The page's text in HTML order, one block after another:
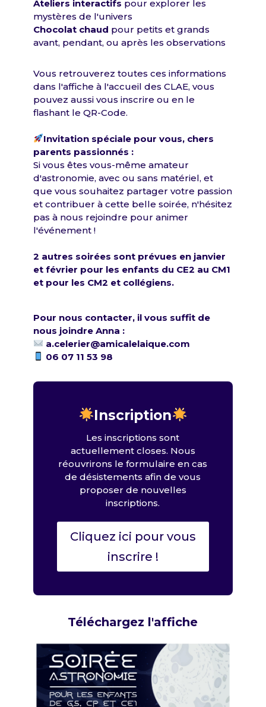
Ateliers interactifs pour explorer les
mystères de l'univers
Chocolat chaud pour petits et grands
avant, pendant, ou après les observations
Vous retrouverez toutes ces informations
dans l'affiche à l'accueil des CLAE, vous
pouvez aussi vous inscrire ou en le
flashant le QR-Code.
Invitation spéciale pour vous, chers
parents passionnés :
Si vous êtes vous-même amateur
d'astronomie, avec ou sans matériel, et
que vous souhaitez partager votre passion
et contribuer à cette belle soirée, n'hésitez
pas à nous rejoindre pour animer
l'événement !
2 autres soirées sont prévues en janvier
et février pour les enfants du CE2 au CM1
et pour les CM2 et collégiens.
Pour nous contacter, il vous suffit de
nous joindre Anna :
a.celerier@amicalelaique.com
06 07 11 53 98
Inscription
Les inscriptions sont
actuellement closes. Nous
réouvrirons le formulaire en cas
de désistements afin de vous
proposer de nouvelles
inscriptions.
Cliquez ici pour vous
inscrire !
Téléchargez l'affiche